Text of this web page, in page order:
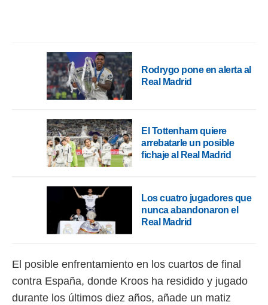
Rodrygo pone en alerta al
Real Madrid
El Tottenham quiere
arrebatarle un posible
fichaje al Real Madrid
Los cuatro jugadores que
nunca abandonaron el
Real Madrid
El posible enfrentamiento en los cuartos de final
contra España, donde Kroos ha residido y jugado
durante los últimos diez años, añade un matiz